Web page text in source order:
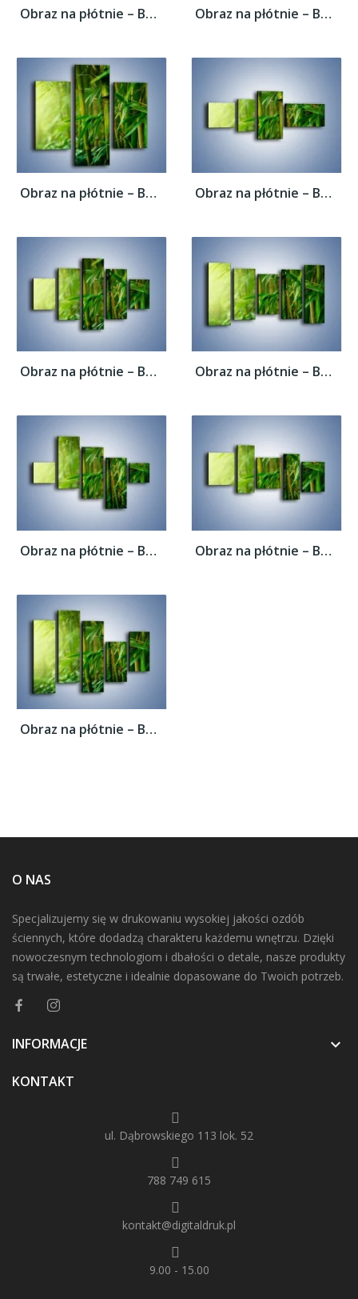
Obraz na płótnie – Bambus w roli głównej –... Obraz na płótnie – Bambus w roli głównej –...
Obraz na płótnie – Bambus w roli głównej –... Obraz na płótnie – Bambus w roli głównej –...
Obraz na płótnie – Bambus w roli głównej –... Obraz na płótnie – Bambus w roli głównej –...
Obraz na płótnie – Bambus w roli głównej –... Obraz na płótnie – Bambus w roli głównej –...
Obraz na płótnie – Bambus w roli głównej –...
O NAS
Specjalizujemy się w drukowaniu wysokiej jakości ozdób
ściennych, które dodadzą charakteru każdemu wnętrzu. Dzięki
nowoczesnym technologiom i dbałości o detale, nasze produkty
są trwałe, estetyczne i idealnie dopasowane do Twoich potrzeb.
INFORMACJE 
KONTAKT
ul. Dąbrowskiego 113 lok. 52
788 749 615
kontakt@digitaldruk.pl
9.00 - 15.00